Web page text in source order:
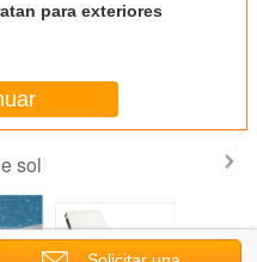
para exteriores
sol